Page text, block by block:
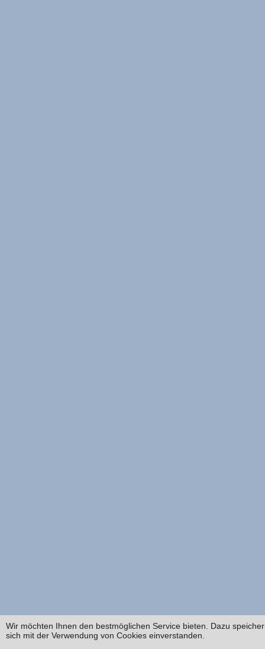
Wir möchten Ihnen den bestmöglichen Service bieten. Dazu
sich mit der Verwendung von Cookies einverstanden.